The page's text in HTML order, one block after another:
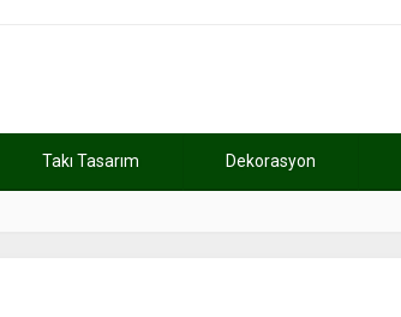
Takı Tasarım Dekorasyon